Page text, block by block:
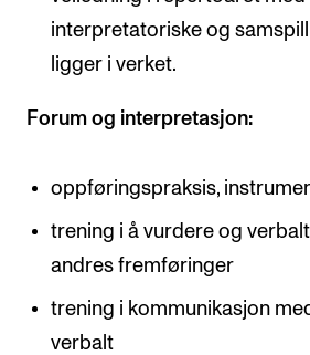
interpretatoriske og
ligger i verket.
Forum og interpretasjon:
oppføringspraksis,
trening i å vurdere og
andres fremføringer
trening i kommunikasjon
verbalt